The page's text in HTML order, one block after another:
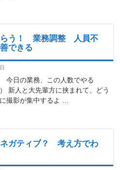
らう！ 業務調整 人員不
善できる
今日の業務、この人数でやる
新人と大先輩方に挟まれて、どう
撮影が集中するよ …
ガティブ？ 考え方でわ